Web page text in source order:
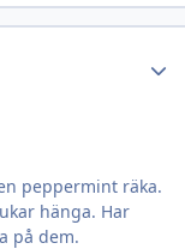
peppermint räka.
hänga. Har
på dem.